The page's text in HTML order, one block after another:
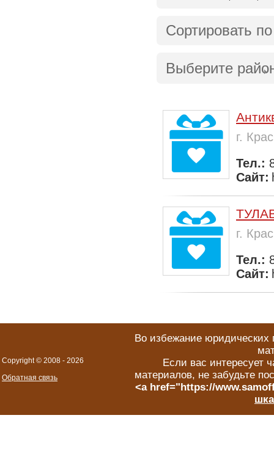
Сортировать по
Выберите
г.
Тел.:
Сайт:
г.
Тел.:
Сайт:
Copyright © 2008 - 2026
Обратная связь
Во избежание юридических
Если вас интересует
материалов, не забудьте
<a href="https://